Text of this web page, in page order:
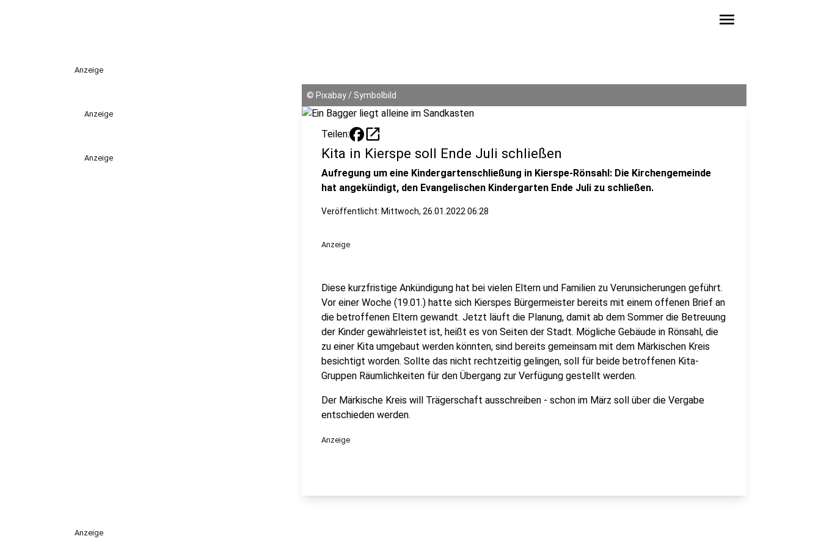
menu
Anzeige
Anzeige
Anzeige
© Pixabay / Symbolbild
Teilen: open_in_new
Kita in Kierspe soll Ende Juli schließen
Aufregung um eine Kindergartenschließung in Kierspe-Rönsahl: Die Kirchengemeinde
hat angekündigt, den Evangelischen Kindergarten Ende Juli zu schließen.
Veröffentlicht: Mittwoch, 26.01.2022 06:28
Anzeige
Diese kurzfristige Ankündigung hat bei vielen Eltern und Familien zu Verunsicherungen geführt.
Vor einer Woche (19.01.) hatte sich Kierspes Bürgermeister bereits mit einem offenen Brief an
die betroffenen Eltern gewandt. Jetzt läuft die Planung, damit ab dem Sommer die Betreuung
der Kinder gewährleistet ist, heißt es von Seiten der Stadt. Mögliche Gebäude in Rönsahl, die
zu einer Kita umgebaut werden könnten, sind bereits gemeinsam mit dem Märkischen Kreis
besichtigt worden. Sollte das nicht rechtzeitig gelingen, soll für beide betroffenen Kita-
Gruppen Räumlichkeiten für den Übergang zur Verfügung gestellt werden.
Der Märkische Kreis will Trägerschaft ausschreiben - schon im März soll über die Vergabe
entschieden werden.
Anzeige
Anzeige